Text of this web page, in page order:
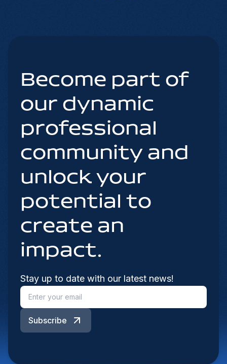
Become part of
our dynamic
professional
community and
unlock your
potential to
create an
impact.
Stay up to date with our latest news!
Subscribe